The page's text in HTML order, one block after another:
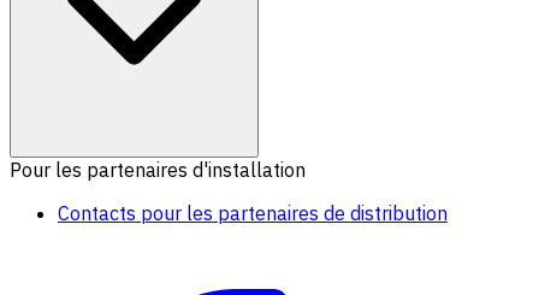
Pour les partenaires d'installation
Contacts pour les partenaires de distribution